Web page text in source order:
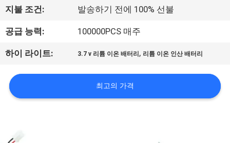
공
장
견
학
질
지불 조건: 발송하기 전에 100% 선불
공급 능력: 100000PCS 매주
하이 라이트: 3.7 v 리튬 이온 배터리 , 리튬 이온 인산 배터리
최고의 가격